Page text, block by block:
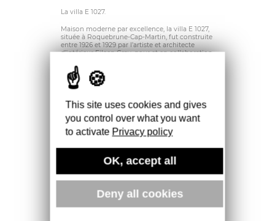
La villa E 1027.
Maison moderne par excellence, la villa E 1027,
située à Roquebrune-Cap-Martin, fut construite
entre 1926 et 1929 par l’artiste et architecte
d’intérieur Eileen Gray, pour et en collaboration
fut conçu dans les moindres détails, du
bâtiment aux meubles et aux éclairages,
jusqu’au dessin du jardin dominant la
Après la mort de Badovici en 1956, la maison
connut des propriétaires qui firent des
transformations souvent malencontreuses. Les
meubles furent vendus ou ont disparu. Squatté,
du Littoral l’acquit ainsi que son terrain et, en
2000, E 1027 accèda au rang de monument
E 1027 est indissociable du restaurant-buvette «
L’Étoile de mer», du Cabanon et des Unités de
camping de Le Corbusier, implantés à quelques
encablures. Ainsi, afin de sauvegarder
This site uses cookies and gives
you control over what you want
to activate Privacy policy
OK, accept all
Deny all cookies